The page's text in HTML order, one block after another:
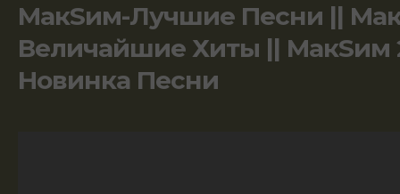
МакSим-Лучшие Песни ||
Величайшие Хиты || МакSим
Новинка Песни